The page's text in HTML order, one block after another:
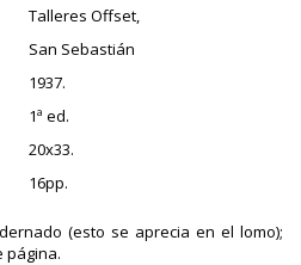
Talleres Offset,
San Sebastián
1937.
1ª ed.
20x33.
16pp.
(esto se aprecia en el lomo);
página.